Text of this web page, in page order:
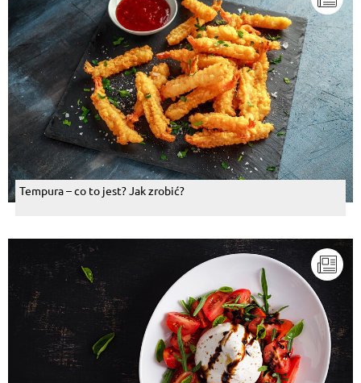
Tempura – co to jest? Jak zrobić?